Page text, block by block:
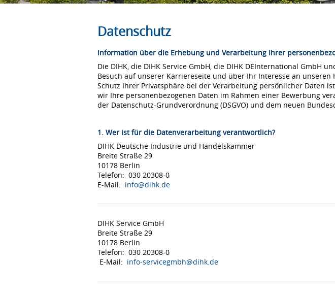
Datenschutz
Information über die Erhebung und Verarbeitung Ihrer
Die DIHK, die DIHK Service GmbH, die DIHK DEInternational GmbH
Besuch auf unserer Karriereseite und über Ihr Interesse an
Schutz Ihrer Privatsphäre bei der Verarbeitung persönlicher Daten
wir Ihre personenbezogenen Daten im Rahmen einer Bewerbung
der Datenschutz-Grundverordnung (DSGVO) und dem neuen
1. Wer ist für die Datenverarbeitung verantwortlich?
DIHK Deutsche Industrie und Handelskammer
Breite Straße 29
10178 Berlin
Telefon: 030 20308-0
E-Mail: info@dihk.de
DIHK Service GmbH
Breite Straße 29
10178 Berlin
Telefon: 030 20308-0
E-Mail: info-servicegmbh@dihk.de